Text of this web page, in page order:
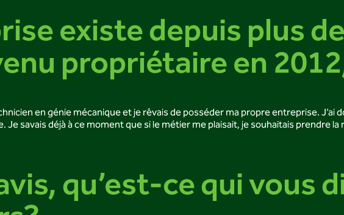
existe depuis plus
propriétaire en
en génie mécanique et je rêvais de posséder ma propre entreprise.
Je savais déjà à ce moment que si le métier me plaisait, je souhaitais prendre
qu’est-ce qui vous